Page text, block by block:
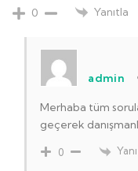
0 Yanıtla
admin
Merhaba tüm
geçerek
0